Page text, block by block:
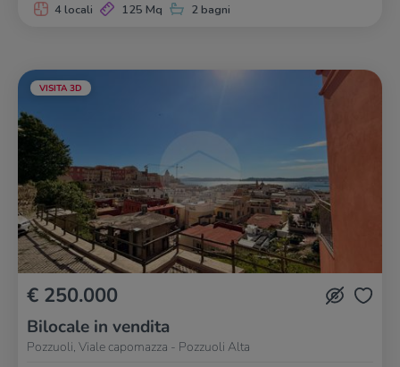
4 locali 125 Mq 2 bagni
VISITA 3D
€ 250.000
Bilocale in vendita
Pozzuoli, Viale capomazza - Pozzuoli Alta